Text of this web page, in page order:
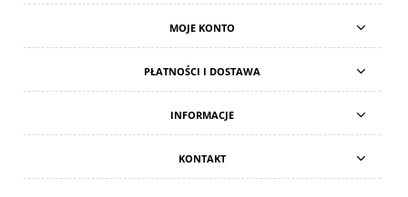
MOJE KONTO
PŁATNOŚCI I DOSTAWA
INFORMACJE
KONTAKT